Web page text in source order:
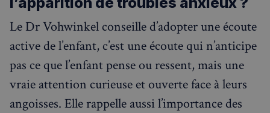
Le Dr Vohwinkel conseille d’adopter une écoute
active de l’enfant, c’est une écoute qui n’anticipe
pas ce que l’enfant pense ou ressent, mais une
vraie attention curieuse et ouverte face à leurs
angoisses. Elle rappelle aussi l’importance des